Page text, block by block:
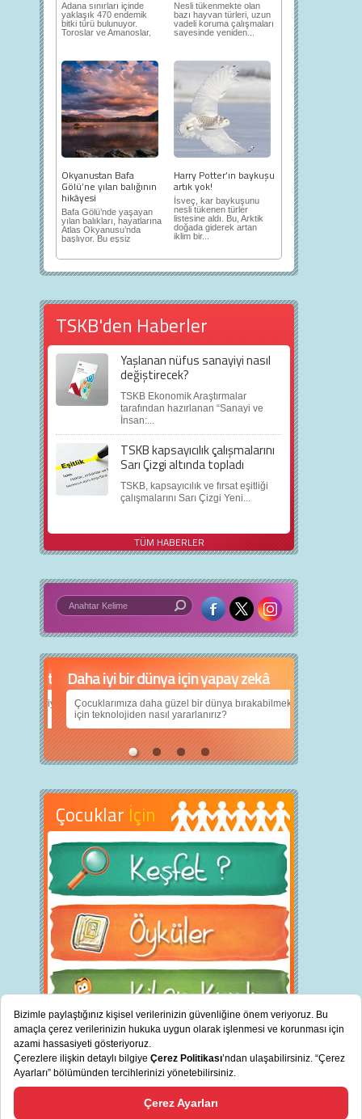
Adana sınırları içinde
yaklaşık 470 endemik
bitki türü bulunuyor.
Toroslar ve Amanoslar,
Nesli tükenmekte olan
bazı hayvan türleri, uzun
vadeli koruma çalışmaları
sayesinde yeniden...
Okyanustan Bafa
Gölü’ne yılan balığının
hikâyesi
Bafa Gölü’nde yaşayan
yılan balıkları, hayatlarına
Atlas Okyanusu’nda
başlıyor. Bu eşsiz
Harry Potter’ın baykuşu
artık yok!
İsveç, kar baykuşunu
nesli tükenen türler
listesine aldı. Bu, Arktik
doğada giderek artan
iklim bir...
TSKB'den Haberler
Yaşlanan nüfus sanayiyi nasıl
değiştirecek?
TSKB Ekonomik Araştırmalar
tarafından hazırlanan “Sanayi ve
İnsan:...
TSKB kapsayıcılık çalışmalarını
Sarı Çizgi altında topladı
TSKB, kapsayıcılık ve fırsat eşitliği
çalışmalarını Sarı Çizgi Yeni...
TÜM HABERLER
Daha iyi bir dünya için yapay zekâ
Çocuklarımıza daha güzel bir dünya bırakabilmek
için teknolojiden nasıl yararlanırız?
Çocuklar İçin